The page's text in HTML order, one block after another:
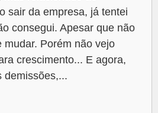
sair da empresa, já tentei
consegui. Apesar que não
mudar. Porém não vejo
crescimento... E agora,
demissões,...